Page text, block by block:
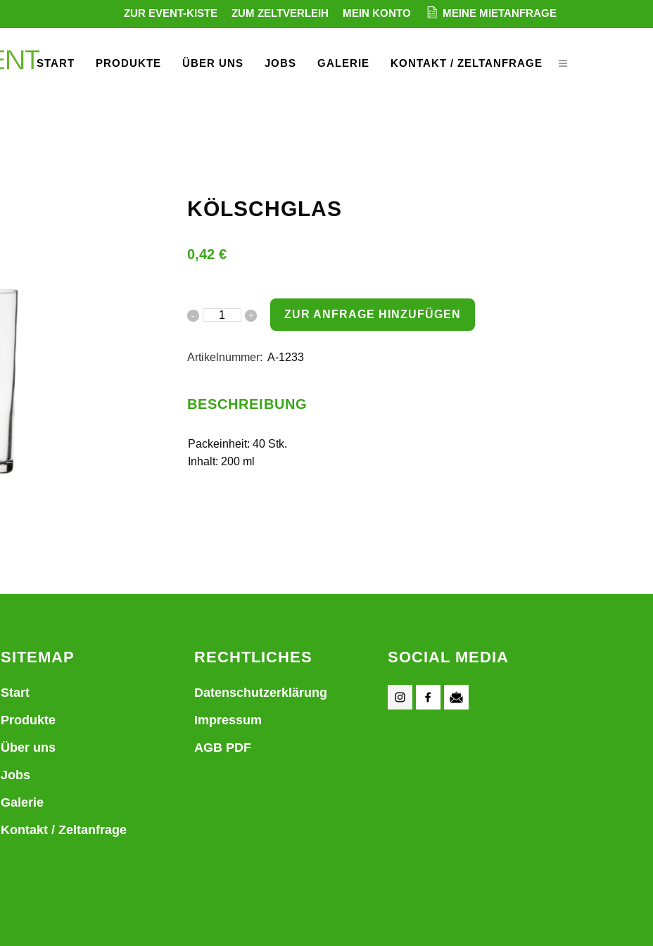
ZUR EVENT-KISTE ZUM ZELTVERLEIH MEIN KONTO MEINE MIETANFRAGE
START PRODUKTE ÜBER UNS JOBS GALERIE KONTAKT / ZELTANFRAGE
KÖLSCHGLAS
0,42 €
ZUR ANFRAGE HINZUFÜGEN
Artikelnummer: A-1233
BESCHREIBUNG
Packeinheit: 40 Stk.
Inhalt: 200 ml
SITEMAP
Start
Produkte
Über uns
Jobs
Galerie
Kontakt / Zeltanfrage
RECHTLICHES
Datenschutzerklärung
Impressum
AGB PDF
SOCIAL MEDIA